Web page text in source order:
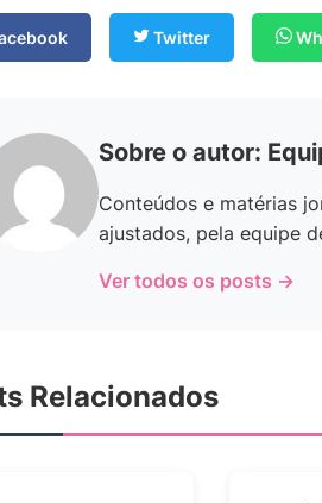
Twitter
Sobre o autor:
Conteúdos e matérias
ajustados, pela equipe
Ver todos os posts →
Relacionados